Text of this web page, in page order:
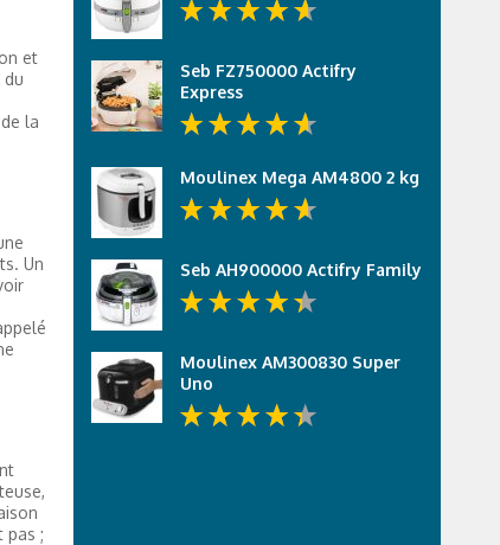
et
du
la
Un
pas ;
Seb FZ750000 Actifry
Express
Moulinex Mega AM4800 2 kg
Seb AH900000 Actifry Family
Moulinex AM300830 Super
Uno